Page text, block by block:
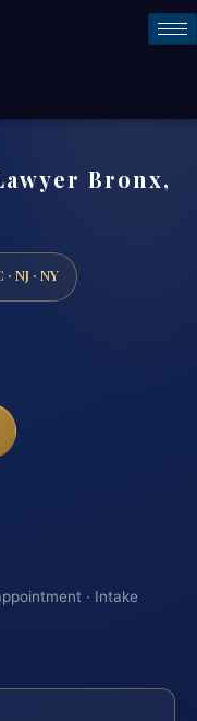
Bronx,
NJ · NY
· Intake